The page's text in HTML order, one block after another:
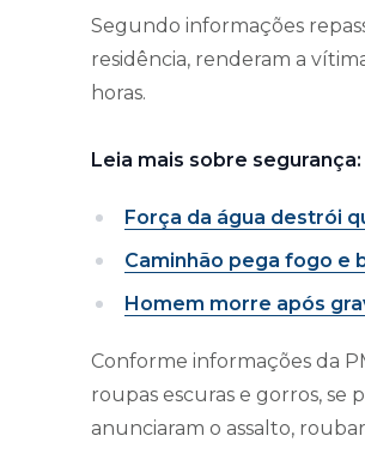
Segundo informações
residência, renderam a
horas.
Leia mais sobre segurança:
Força da água destrói
Caminhão pega fogo e
Homem morre após
Conforme informações da
roupas escuras e gorros, se
anunciaram o assalto,